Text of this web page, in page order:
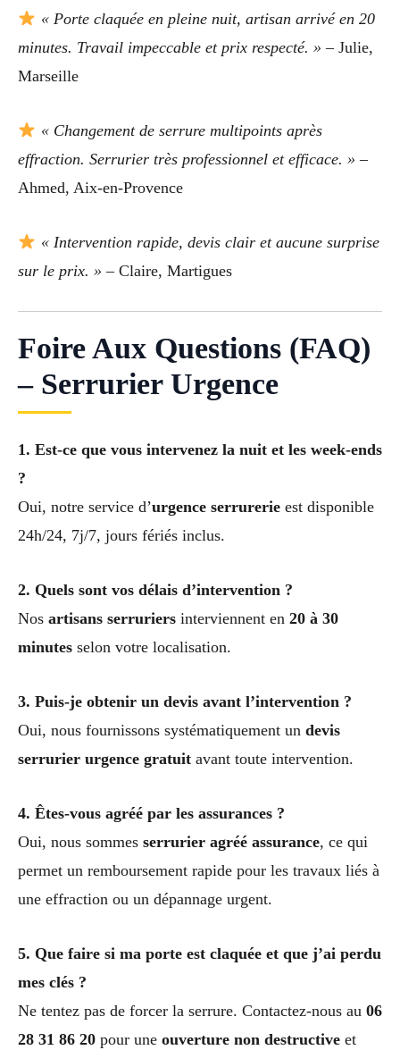
« Porte claquée en pleine nuit, artisan arrivé en 20
minutes. Travail impeccable et prix respecté. » – Julie,
Marseille
« Changement de serrure multipoints après
effraction. Serrurier très professionnel et efficace. » –
Ahmed, Aix-en-Provence
« Intervention rapide, devis clair et aucune surprise
sur le prix. » – Claire, Martigues
Foire Aux Questions (FAQ)
– Serrurier Urgence
1. Est-ce que vous intervenez la nuit et les week-ends
?
Oui, notre service d’urgence serrurerie est disponible
24h/24, 7j/7, jours fériés inclus.
2. Quels sont vos délais d’intervention ?
Nos artisans serruriers interviennent en 20 à 30
minutes selon votre localisation.
3. Puis-je obtenir un devis avant l’intervention ?
Oui, nous fournissons systématiquement un devis
serrurier urgence gratuit avant toute intervention.
4. Êtes-vous agréé par les assurances ?
Oui, nous sommes serrurier agréé assurance, ce qui
permet un remboursement rapide pour les travaux liés à
une effraction ou un dépannage urgent.
5. Que faire si ma porte est claquée et que j’ai perdu
mes clés ?
Ne tentez pas de forcer la serrure. Contactez-nous au 06
28 31 86 20 pour une ouverture non destructive et